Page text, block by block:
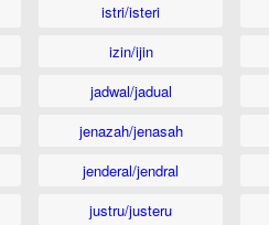
istri/isteri
izin/ijin
jadwal/jadual
jenazah/jenasah
jenderal/jendral
justru/justeru